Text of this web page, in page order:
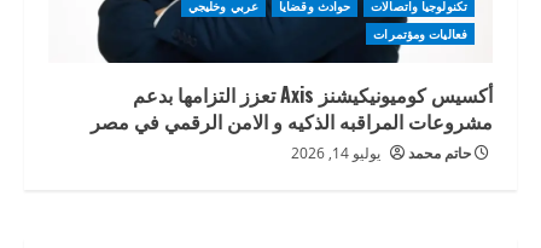
تكنولوجيا واتصالات
حوادث وقضايا
عربي وخليجي
فعاليات ومؤتمرات
أكسيس كوميونيكيشنز Axis تعزز التزامها بدعم
مشروعات المراقبه الذكيه و الامن الرقمي في مصر
حاتم محمد يوليو 14, 2026